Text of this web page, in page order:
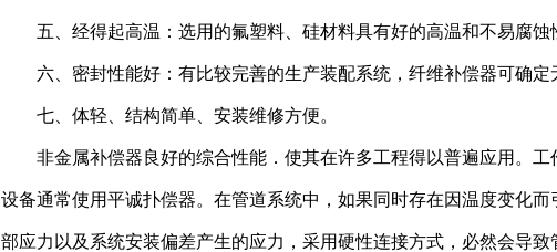
五、经得起高温：选用的氟塑料、硅材料具有好的高温和不易腐蚀
六、密封性能好：有比较完善的生产装配系统，纤维补偿器可确定
七、体轻、结构简单、安装维修方便。
非金属补偿器良好的综合性能．使其在许多工程得以普遍应用。
设备通常使用平诚扑偿器。在管道系统中，如果同时存在因温度变化
部应力以及系统安装偏差产生的应力，采用硬性连接方式，必然会导